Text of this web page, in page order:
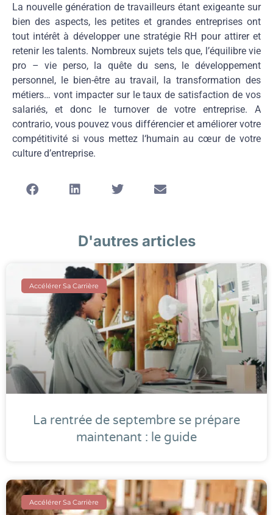
La nouvelle génération de travailleurs étant exigeante sur
bien des aspects, les petites et grandes entreprises ont
tout intérêt à développer une stratégie RH pour attirer et
retenir les talents. Nombreux sujets tels que, l’équilibre vie
pro – vie perso, la quête du sens, le développement
personnel, le bien-être au travail, la transformation des
métiers… vont impacter sur le taux de satisfaction de vos
salariés, et donc le turnover de votre entreprise. A
contrario, vous pouvez vous différencier et améliorer votre
compétitivité si vous mettez l‘humain au cœur de votre
culture d’entreprise.
D'autres articles
Accélérer Sa Carrière
La rentrée de septembre se prépare
maintenant : le guide
Accélérer Sa Carrière